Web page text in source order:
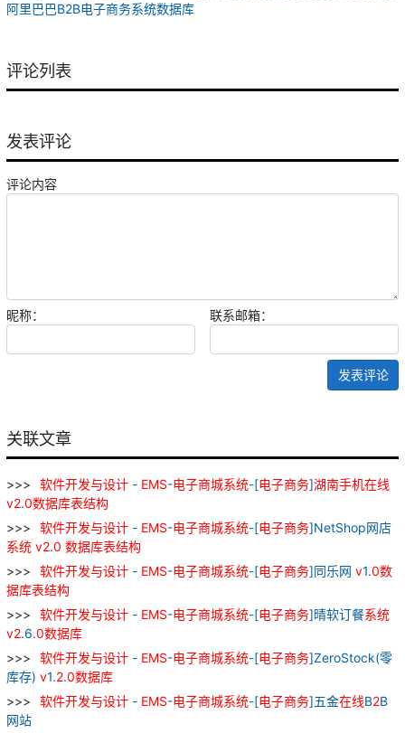
阿里巴巴B2B电子商务系统数据库
评论列表
发表评论
评论内容
昵称： 联系邮箱：
发表评论
关联文章
软件开发与设计 - EMS-电子商城系统-[电子商务]湖南手机在线
v2.0数据库表结构
软件开发与设计 - EMS-电子商城系统-[电子商务]NetShop网店
系统 v2.0 数据库表结构
软件开发与设计 - EMS-电子商城系统-[电子商务]同乐网 v1.0数
据库表结构
软件开发与设计 - EMS-电子商城系统-[电子商务]晴软订餐系统
v2.6.0数据库
软件开发与设计 - EMS-电子商城系统-[电子商务]ZeroStock(零
库存) v1.2.0数据库
软件开发与设计 - EMS-电子商城系统-[电子商务]五金在线B2B
网站